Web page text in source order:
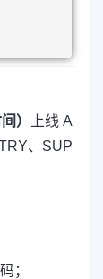
）
上线 A
、SUP
；